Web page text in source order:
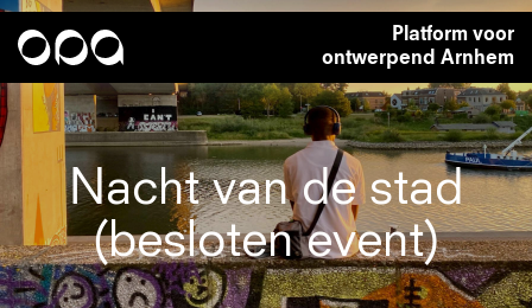
Overslaan
en
de
inhoud
Platform voor
ontwerpend Arnhem
Nacht van de stad
(besloten event)